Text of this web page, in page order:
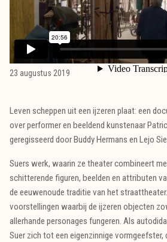
23 augustus 2019
Leven scheppen uit een ijzeren plaat: een
over performer en beeldend kunstenaar
geregisseerd door Buddy Hermans en Lejo
Suers werk, waarin ze theater combineert
schitterende figuren, beelden en attributen
de eeuwenoude traditie van het
voorstellingen waarbij de ijzeren objecten
allerhande personages fungeren. Als
Suer zich tot een eigenzinnige vormgeefster,